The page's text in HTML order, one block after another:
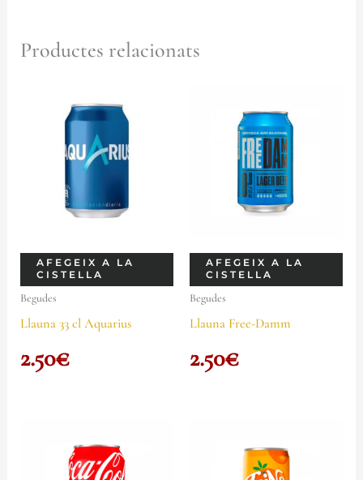
Productes relacionats
AFEGEIX A LA
CISTELLA
Begudes
Llauna 33 cl Aquarius
2.50€
AFEGEIX A LA
CISTELLA
Begudes
Llauna Free-Damm
2.50€